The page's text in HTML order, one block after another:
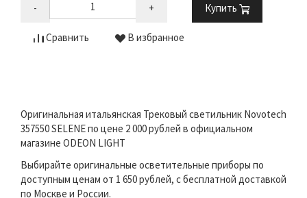
- + Купить
Сравнить В избранное
Оригинальная итальянская Трековый светильник Novotech
357550 SELENE по цене 2 000 рублей в официальном
магазине ODEON LIGHT
Выбирайте оригинальные осветительные приборы по
доступным ценам от 1 650 рублей, с бесплатной доставкой
по Москве и России.